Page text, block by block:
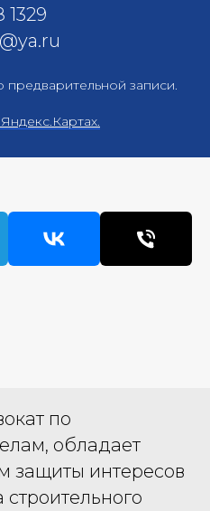
1329
предварительной записи.
по
обладает
защиты интересов
строительного